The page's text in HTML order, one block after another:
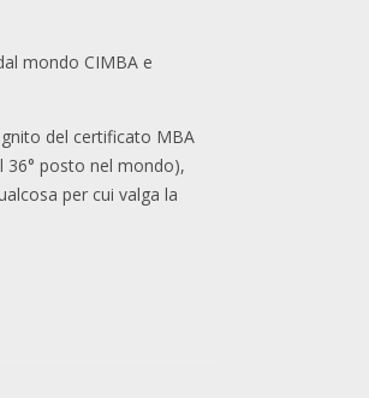
mondo CIMBA e
del certificato MBA
36° posto nel mondo),
per cui valga la